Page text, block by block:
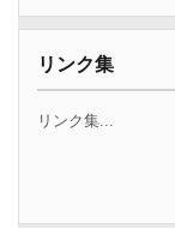
リンク集
リンク集...